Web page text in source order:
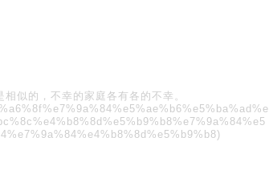
相似的，不幸的家庭各有各的不幸。